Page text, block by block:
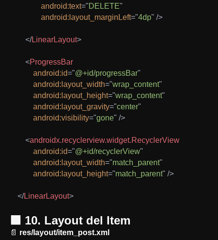
android:text="DELETE"
android: layout_marginLeft="4dp" />
</LinearLayout>
<ProgressBar
android:id="@+id/progressBar"
android: layout_width="wrap_content"
android: layout_height="wrap_content"
android: layout_gravity="center"
android:visibility="gone" />
<androidx.recyclerview.widget.RecyclerView
android:id="@+id/recyclerView"
android: layout_width="match_parent"
android: layout_height="match_parent" />
</LinearLayout>
🟩 10. Layout del Item
📄 res/layout/item_post.xml